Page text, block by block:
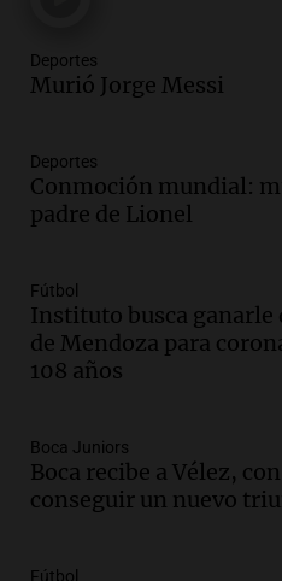
Vargas en 2007
Una mañana para todos
Audio.
las nuevas
todos tenían algo
Audio.Una
del desayuno
conviene priorizar
Audio.Murió
Una mañana para
Deportes
Murió Jorge Messi
Deportes
Conmoción mundial:
padre de Lionel
Fútbol
Instituto busca ganarle
de Mendoza para
108 años
Boca Juniors
Boca recibe a Vélez,
conseguir un nuevo